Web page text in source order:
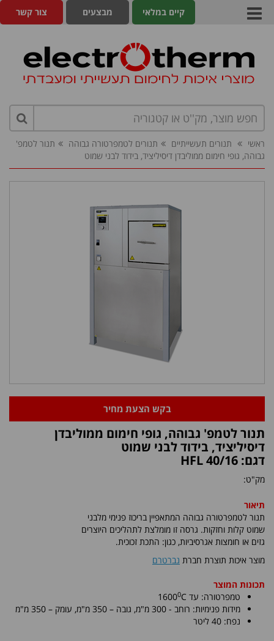
צור קשר מבצעים קיים במלאי
ראשי תנורים תעשייתיים תנורים לטמפרטורה גבוהה
תנור לטמפ'
גבוהה, גופי חימום ממוליבדן דיסיליציד, בידוד לבני שמוט
בקש הצעת מחיר
תנור לטמפ' גבוהה, גופי חימום ממוליבדן
דיסיליציד, בידוד לבני שמוט
דגם: HFL 40/16
מק"ט:
תיאור
תנור לטמפרטורה גבוהה המתאפיין בריכוז פנימי מלבני
שמוט קלות וחזקות. גרסה זו מומלצת לתהליכים היוצרים
גזים או חומצות אגרסיביות, כגון: התכת זכוכית.
מוצר איכות תוצרת חברת נברטרם
תכונות המוצר
טמפרטורה: עד C
16000
מידות פנימיות: רוחב - 300 מ"מ, גובה – 350 מ"מ
, עומק – 350 מ"מ
נפח: 40 ליטר